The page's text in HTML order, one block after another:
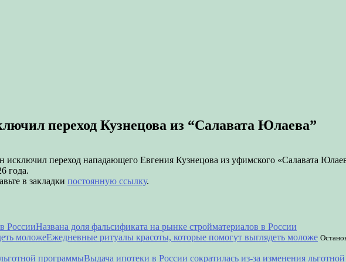
переход Кузнецова из “Салавата Юлаева”
переход нападающего Евгения Кузнецова из уфимского «Салавата
года.
в закладки постоянную ссылку.
Названа доля фальсификата на рынке стройматериалов в России
Ежедневные ритуалы красоты, которые помогут выглядеть моложе
Выдача ипотеки в России сократилась из-за изменения